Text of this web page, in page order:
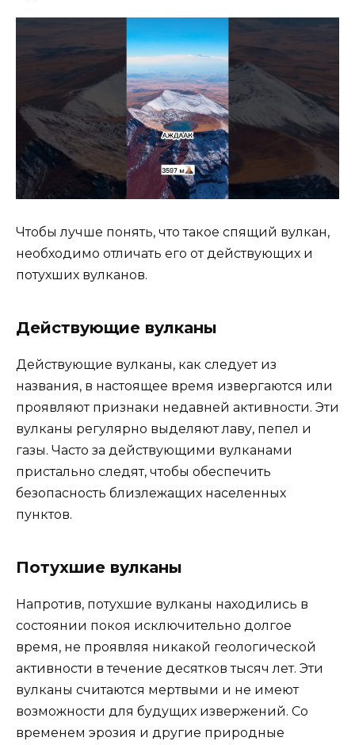
Чтобы лучше понять, что такое спящий вулкан,
необходимо отличать его от действующих и
потухших вулканов.
Действующие вулканы
Действующие вулканы, как следует из
названия, в настоящее время извергаются или
проявляют признаки недавней активности. Эти
вулканы регулярно выделяют лаву, пепел и
газы. Часто за действующими вулканами
пристально следят, чтобы обеспечить
безопасность близлежащих населенных
пунктов.
Потухшие вулканы
Напротив, потухшие вулканы находились в
состоянии покоя исключительно долгое
время, не проявляя никакой геологической
активности в течение десятков тысяч лет. Эти
вулканы считаются мертвыми и не имеют
возможности для будущих извержений. Со
временем эрозия и другие природные